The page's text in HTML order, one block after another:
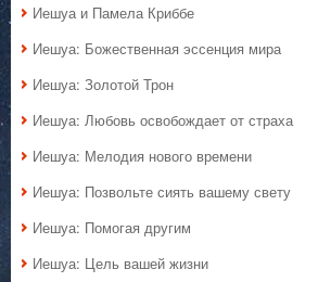
Иешуа и Памела Криббе
Иешуа: Божественная эссенция мира
Иешуа: Золотой Трон
Иешуа: Любовь освобождает от страха
Иешуа: Мелодия нового времени
Иешуа: Позвольте сиять вашему свету
Иешуа: Помогая другим
Иешуа: Цель вашей жизни